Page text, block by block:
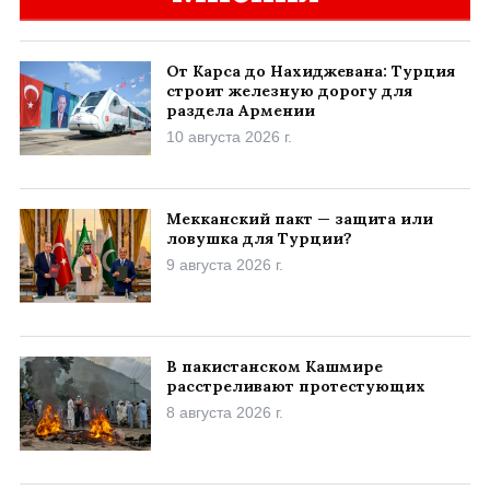
От Карса до Нахиджевана: Турция
строит железную дорогу для
раздела Армении
10 августа 2026 г.
Мекканский пакт — защита или
ловушка для Турции?
9 августа 2026 г.
В пакистанском Кашмире
расстреливают протестующих
8 августа 2026 г.